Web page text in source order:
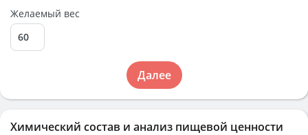
Химический состав и анализ пищевой ценности
Желаемый вес
Далее